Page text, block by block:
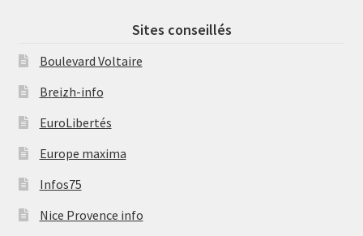
Sites conseillés
Boulevard Voltaire
Breizh-info
EuroLibertés
Europe maxima
Infos75
Nice Provence info